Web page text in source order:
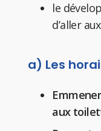
le
d’aller
a) Les
aux